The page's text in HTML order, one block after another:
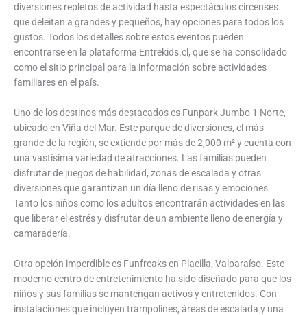
diversiones repletos de actividad hasta espectáculos circenses
que deleitan a grandes y pequeños, hay opciones para todos los
gustos. Todos los detalles sobre estos eventos pueden
encontrarse en la plataforma Entrekids.cl, que se ha consolidado
como el sitio principal para la información sobre actividades
familiares en el país.
Uno de los destinos más destacados es Funpark Jumbo 1 Norte,
ubicado en Viña del Mar. Este parque de diversiones, el más
grande de la región, se extiende por más de 2,000 m² y cuenta con
una vastísima variedad de atracciones. Las familias pueden
disfrutar de juegos de habilidad, zonas de escalada y otras
diversiones que garantizan un día lleno de risas y emociones.
Tanto los niños como los adultos encontrarán actividades en las
que liberar el estrés y disfrutar de un ambiente lleno de energía y
camaradería.
Otra opción imperdible es Funfreaks en Placilla, Valparaíso. Este
moderno centro de entretenimiento ha sido diseñado para que los
niños y sus familias se mantengan activos y entretenidos. Con
instalaciones que incluyen trampolines, áreas de escalada y una